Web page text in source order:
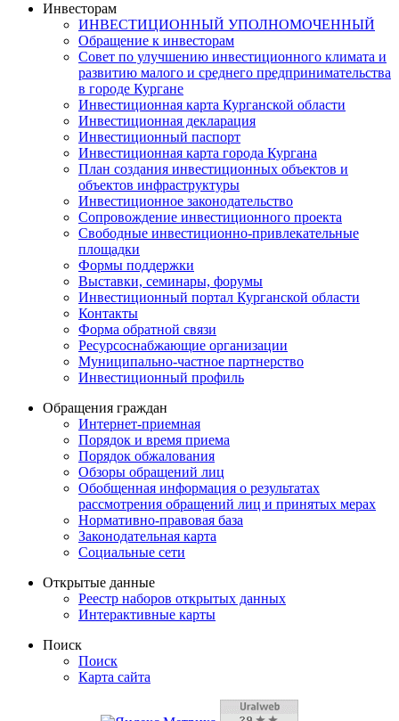
Инвесторам
ИНВЕСТИЦИОННЫЙ УПОЛНОМОЧЕННЫЙ
Обращение к инвесторам
Совет по улучшению инвестиционного климата и
развитию малого и среднего предпринимательства
в городе Кургане
Инвестиционная карта Курганской области
Инвестиционная декларация
Инвестиционный паспорт
Инвестиционная карта города Кургана
План создания инвестиционных объектов и
объектов инфраструктуры
Инвестиционное законодательство
Сопровождение инвестиционного проекта
Свободные инвестиционно-привлекательные
площадки
Формы поддержки
Выставки, семинары, форумы
Инвестиционный портал Курганской области
Контакты
Форма обратной связи
Ресурсоснабжающие организации
Муниципально-частное партнерство
Инвестиционный профиль
Обращения граждан
Интернет-приемная
Порядок и время приема
Порядок обжалования
Обзоры обращений лиц
Обобщенная информация о результатах
рассмотрения обращений лиц и принятых мерах
Нормативно-правовая база
Законодательная карта
Социальные сети
Открытые данные
Реестр наборов открытых данных
Интерактивные карты
Поиск
Поиск
Карта сайта